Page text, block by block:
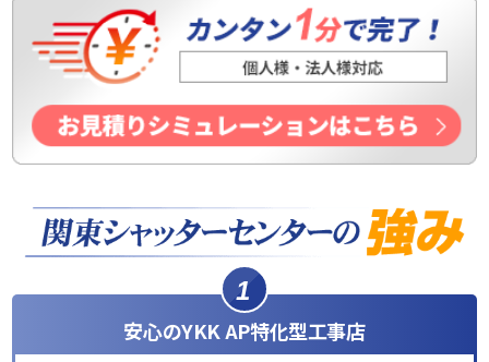
1
安心のYKK AP特化型工事店